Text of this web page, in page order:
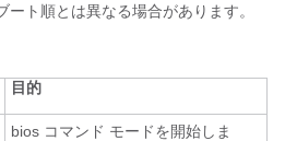
ート順とは異なる場合があります。
目的
bios コマンド モードを開始しま